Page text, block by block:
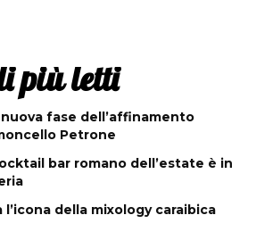
più letti
fase dell’affinamento
Petrone
bar romano dell’estate è in
l’icona della mixology caraibica